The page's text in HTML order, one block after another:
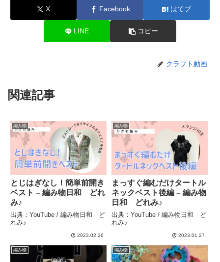
X Facebook はてブ
LINE コピー
クラフト動画
関連記事
編み物
とじはぎなし！簡単前開き
ベスト – 編み物日和 どれ
み♪
出典：YouTube / 編み物日和 ど
れみ♪
2023.02.26
編み物
まっすぐ編むだけタートル
ネックベスト後編 – 編み物
日和 どれみ♪
出典：YouTube / 編み物日和 ど
れみ♪
2023.01.27
編み物 編み物